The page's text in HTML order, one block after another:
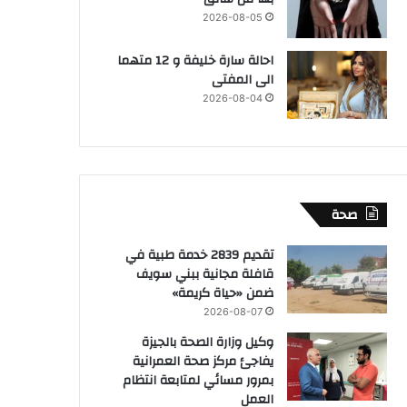
2026-08-05
احالة سارة خليفة و 12 متهما
الى المفتى
2026-08-04
صحة
تقديم 2839 خدمة طبية في
قافلة مجانية ببني سويف
ضمن «حياة كريمة»
2026-08-07
وكيل وزارة الصحة بالجيزة
يفاجئ مركز صحة العمرانية
بمرور مسائي لمتابعة انتظام
العمل